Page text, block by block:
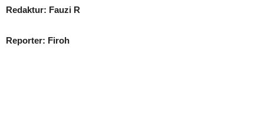
Redaktur: Fauzi R
Reporter: Firoh